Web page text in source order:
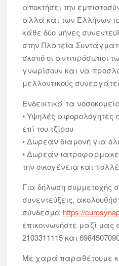
αποκτήσει την
αλλά και των Ελλήνων
κάθε δύο μήνες
στην Πλατεία
σκοπό οι αντιπρόσωποι
γνωρίσουν και να
μελλοντικούς
Ενδεικτικά τα
• Υψηλές αφορολόγητες
επί του τζίρου
• Δωρεάν διαμονή για
• Δωρεάν
την οικογένεια και
Για δήλωση συμμετοχής
συνεντεύξεις,
σύνδεσμο: https://
επικοινωνήστε μαζί
2103311115 και
Με χαρά παραθέτουμε